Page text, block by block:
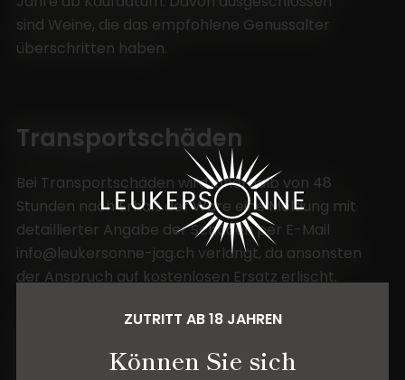
sind Weine, die das empfohlene Genussalter
überschritten haben.
Transportschäden
Bei Transportschäden wird innerhalb von 48
Stunden nach Erhalt der Ware eine Meldung mit
detaillierter Angabe der Schäden per E-Mail
info@leukersonne-jag.ch verlangt, da ansonsten
der Anspruch auf kostenlosen Ersatz erlischt.
Bei fälschlicher Rücksendung werden allfällige
Kosten, welche im Zuge der Rücksendung
der Leukersonne Jörg Seewer AG entstanden sind,
ZUTRITT AB 18 JAHREN
Können Sie sich